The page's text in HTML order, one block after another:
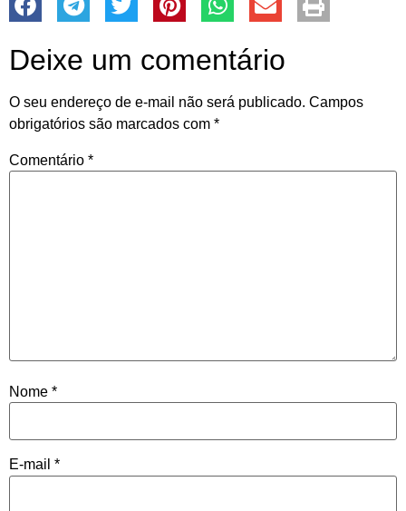
Deixe um comentário
O seu endereço de e-mail não será publicado. Campos
obrigatórios são marcados com *
Comentário *
Nome *
E-mail *